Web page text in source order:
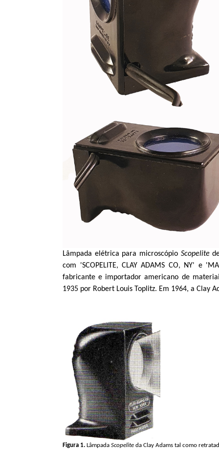
Lâmpada elétrica para microscópio Scopelite
com 'SCOPELITE, CLAY ADAMS CO, NY' e
fabricante e importador americano de
1935 por Robert Louis Toplitz. Em 1964, aClay
Figura 1. LâmpadaScopelite daClay Adams tal como